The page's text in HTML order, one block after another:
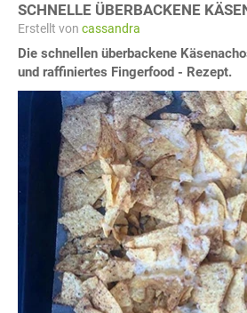
SCHNELLE ÜBERBACKENE
Erstellt von cassandra
Die schnellen überbackene
und raffiniertes Fingerfood - Rezept.